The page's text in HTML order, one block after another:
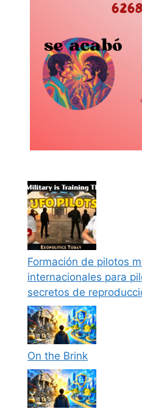
Formación de pilotos
internacionales para
secretos de
On the Brink